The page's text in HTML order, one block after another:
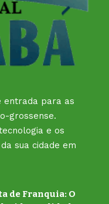
entrada para as
grossense.
e os
sua cidade em
de Franquia: O